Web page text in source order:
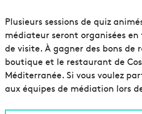
Plusieurs sessions de quiz
médiateur seront organisées
de visite. À gagner des bons de
boutique et le restaurant de
Méditerranée. Si vous voulez
aux équipes de médiation lors